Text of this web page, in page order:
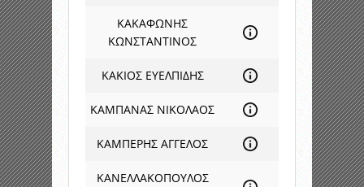
ΚΑΚΑΦΩΝΗΣ
ΚΩΝΣΤΑΝΤΙΝΟΣ
ΚΑΚΙΟΣ ΕΥΕΛΠΙΔΗΣ
ΚΑΜΠΑΝΑΣ ΝΙΚΟΛΑΟΣ
ΚΑΜΠΕΡΗΣ ΑΓΓΕΛΟΣ
ΚΑΝΕΛΛΑΚΟΠΟΥΛΟΣ